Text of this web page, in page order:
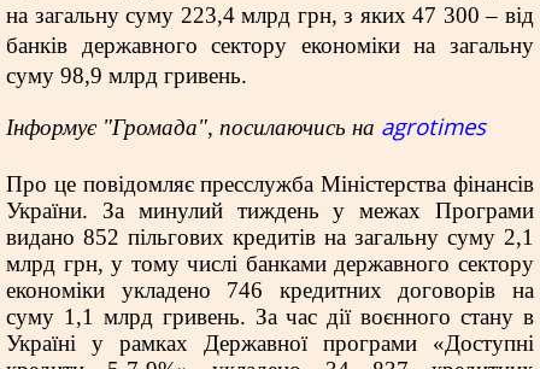
на загальну суму 223,4 млрд грн, з яких 47 300 – від
банків державного сектору економіки на загальну
суму 98,9 млрд гривень.
Інформує "Громада", посилаючись на agrotimes
Про це повідомляє пресслужба Міністерства фінансів
України. За минулий тиждень у межах Програми
видано 852 пільгових кредитів на загальну суму 2,1
млрд грн, у тому числі банками державного сектору
економіки укладено 746 кредитних договорів на
суму 1,1 млрд гривень. За час дії воєнного стану в
Україні у рамках Державної програми «Доступні